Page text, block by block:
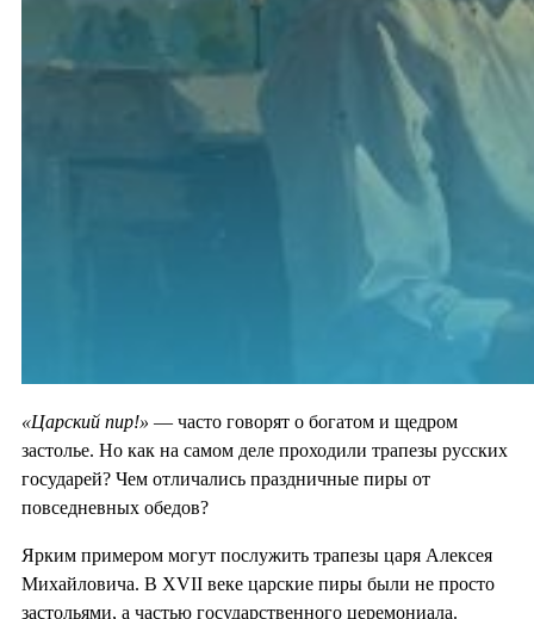
«Царский пир!» — часто говорят о богатом и щедром
застолье. Но как на самом деле проходили трапезы русских
государей? Чем отличались праздничные пиры от
повседневных обедов?
Ярким примером могут послужить трапезы царя Алексея
Михайловича. В XVII веке царские пиры были не просто
застольями, а частью государственного церемониала.